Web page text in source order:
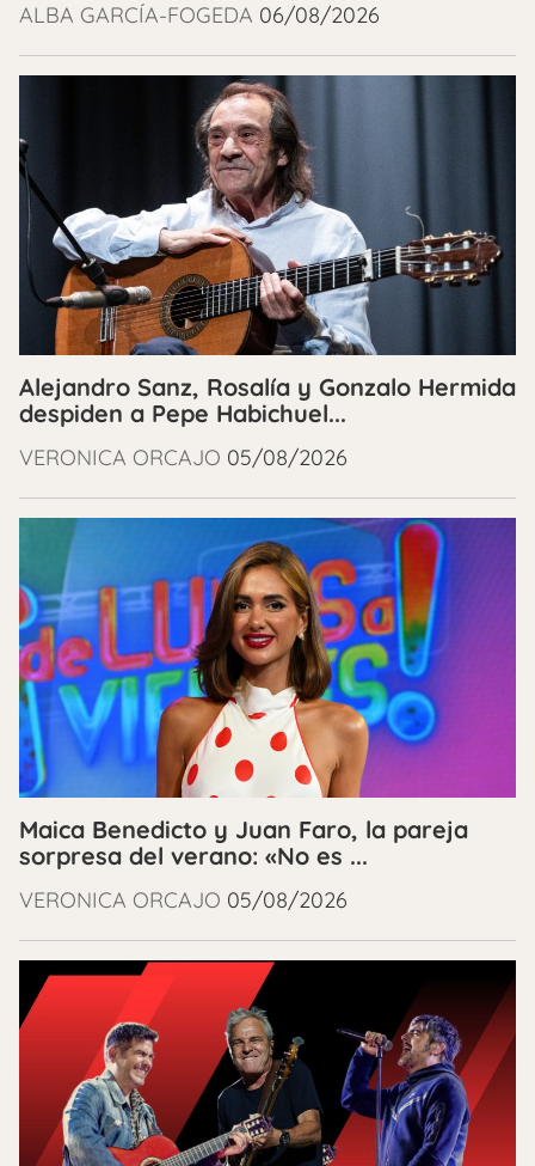
ALBA GARCÍA-FOGEDA 06/08/2026
Alejandro Sanz, Rosalía y Gonzalo Hermida
despiden a Pepe Habichuel...
VERONICA ORCAJO 05/08/2026
Maica Benedicto y Juan Faro, la pareja
sorpresa del verano: «No es ...
VERONICA ORCAJO 05/08/2026